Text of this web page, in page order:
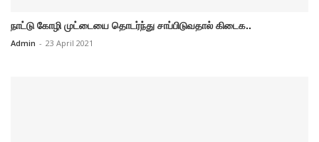
நாட்டு கோழி முட்டையை தொடர்ந்து சாப்பிடுவதால் கிடைக..
Admin - 23 April 2021